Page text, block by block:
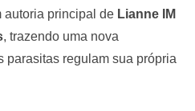
autoria principal de Lianne IM
, trazendo uma nova
parasitas regulam sua própria